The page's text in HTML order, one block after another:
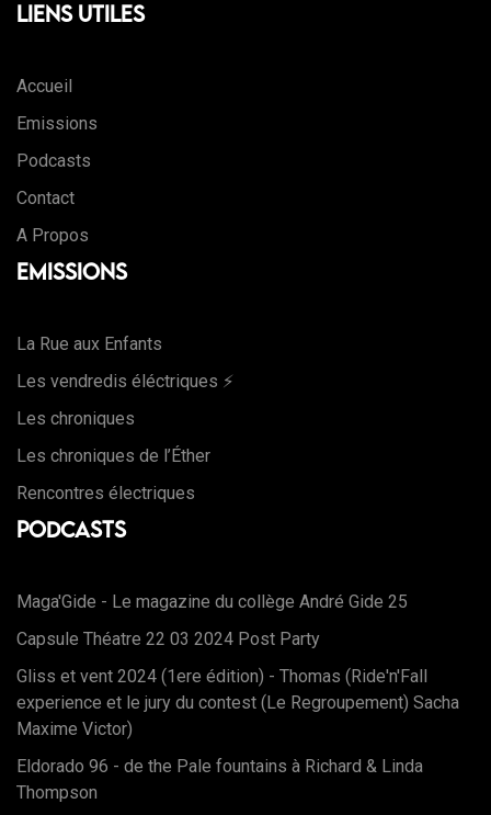
Liens Utiles
Accueil
Emissions
Podcasts
Contact
A Propos
Emissions
La Rue aux Enfants
Les vendredis éléctriques ⚡️
Les chroniques
Les chroniques de l’Éther
Rencontres électriques
Podcasts
Maga'Gide - Le magazine du collège André Gide 25
Capsule Théatre 22 03 2024 Post Party
Gliss et vent 2024 (1ere édition) - Thomas (Ride'n'Fall
experience et le jury du contest (Le Regroupement) Sacha
Maxime Victor)
Eldorado 96 - de the Pale fountains à Richard & Linda
Thompson